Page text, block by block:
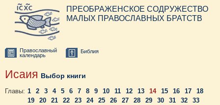
ПРЕОБРАЖЕНСКОЕ СОДРУЖЕСТВО
МАЛЫХ ПРАВОСЛАВНЫХ БРАТСТВ
Православный
календарь
Библия
Исаия Выбор книги
Главы: 1 2 3 4 5 6 7 8 9 10 11 12 13 14 15 16 17
18
19
20 21 22 23 24 25 26 27 28 29 30 31 32
33